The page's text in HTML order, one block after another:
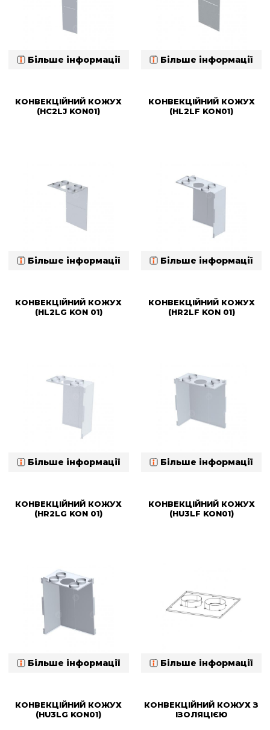
Більше інформації Більше інформації
КОНВЕКЦІЙНИЙ КОЖУХ
(HC2LJ KON01)
Більше інформації
КОНВЕКЦІЙНИЙ КОЖУХ
(HL2LF KON01)
Більше інформації
КОНВЕКЦІЙНИЙ КОЖУХ
(HL2LG KON 01)
Більше інформації
КОНВЕКЦІЙНИЙ КОЖУХ
(HR2LF KON 01)
Більше інформації
КОНВЕКЦІЙНИЙ КОЖУХ
(HR2LG KON 01)
Більше інформації
КОНВЕКЦІЙНИЙ КОЖУХ
(HU3LF KON01)
Більше інформації
КОНВЕКЦІЙНИЙ КОЖУХ
(HU3LG KON01)
КОНВЕКЦІЙНИЙ КОЖУХ З
ІЗОЛЯЦІЄЮ